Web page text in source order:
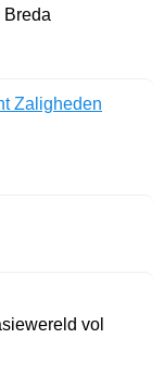
Breda
Zaligheden
vol